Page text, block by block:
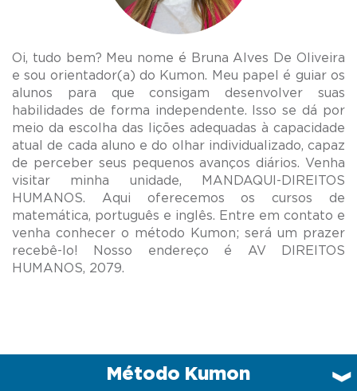
Oi, tudo bem? Meu nome é Bruna Alves De Oliveira
e sou orientador(a) do Kumon. Meu papel é guiar os
alunos para que consigam desenvolver suas
habilidades de forma independente. Isso se dá por
meio da escolha das lições adequadas à capacidade
atual de cada aluno e do olhar individualizado, capaz
de perceber seus pequenos avanços diários. Venha
visitar minha unidade, MANDAQUI-DIREITOS
HUMANOS. Aqui oferecemos os cursos de
matemática, português e inglês. Entre em contato e
venha conhecer o método Kumon; será um prazer
recebê-lo! Nosso endereço é AV DIREITOS
Método Kumon